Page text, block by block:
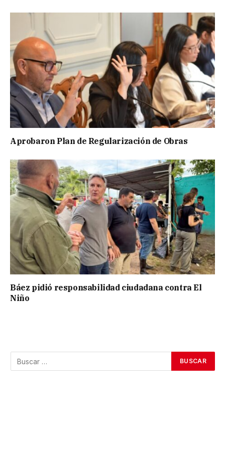
Aprobaron Plan de Regularización de Obras
Báez pidió responsabilidad ciudadana contra El
Niño